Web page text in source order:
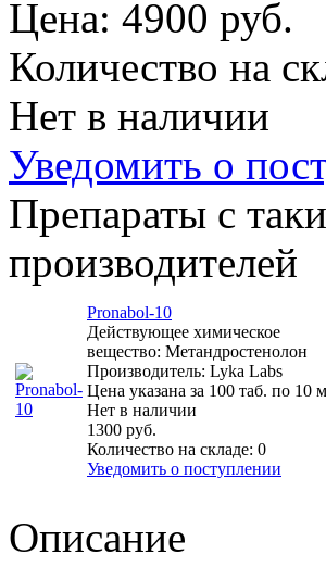
Цена: 4900 руб.
Количество на
Нет в наличии
Уведомить о
Препараты с
производителей
Pronabol-10
Действующее химическое
вещество: Метандростенолон
Производитель: Lyka Labs
Цена указана за 100 таб. по 10
Нет в наличии
1300 руб.
Количество на складе: 0
Уведомить о поступлении
Описание